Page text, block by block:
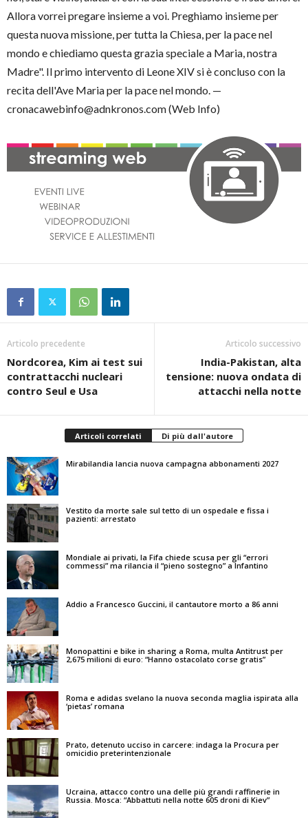
Allora vorrei pregare insieme a voi. Preghiamo insieme per
questa nuova missione, per tutta la Chiesa, per la pace nel
mondo e chiediamo questa grazia speciale a Maria, nostra
Madre". Il primo intervento di Leone XIV si è concluso con la
recita dell'Ave Maria per la pace nel mondo. —
cronacawebinfo@adnkronos.com (Web Info)
Articolo precedente
Nordcorea, Kim ai test sui
contrattacchi nucleari
contro Seul e Usa
Articolo successivo
India-Pakistan, alta
tensione: nuova ondata di
attacchi nella notte
Articoli correlati Di più dall'autore
Mirabilandia lancia nuova campagna abbonamenti 2027
Vestito da morte sale sul tetto di un ospedale e fissa i
pazienti: arrestato
Mondiale ai privati, la Fifa chiede scusa per gli “errori
commessi” ma rilancia il “pieno sostegno” a Infantino
Addio a Francesco Guccini, il cantautore morto a 86 anni
Monopattini e bike in sharing a Roma, multa Antitrust per
2,675 milioni di euro: “Hanno ostacolato corse gratis”
Roma e adidas svelano la nuova seconda maglia ispirata alla
‘pietas’ romana
Prato, detenuto ucciso in carcere: indaga la Procura per
omicidio preterintenzionale
Ucraina, attacco contro una delle più grandi raffinerie in
Russia. Mosca: “Abbattuti nella notte 605 droni di Kiev”